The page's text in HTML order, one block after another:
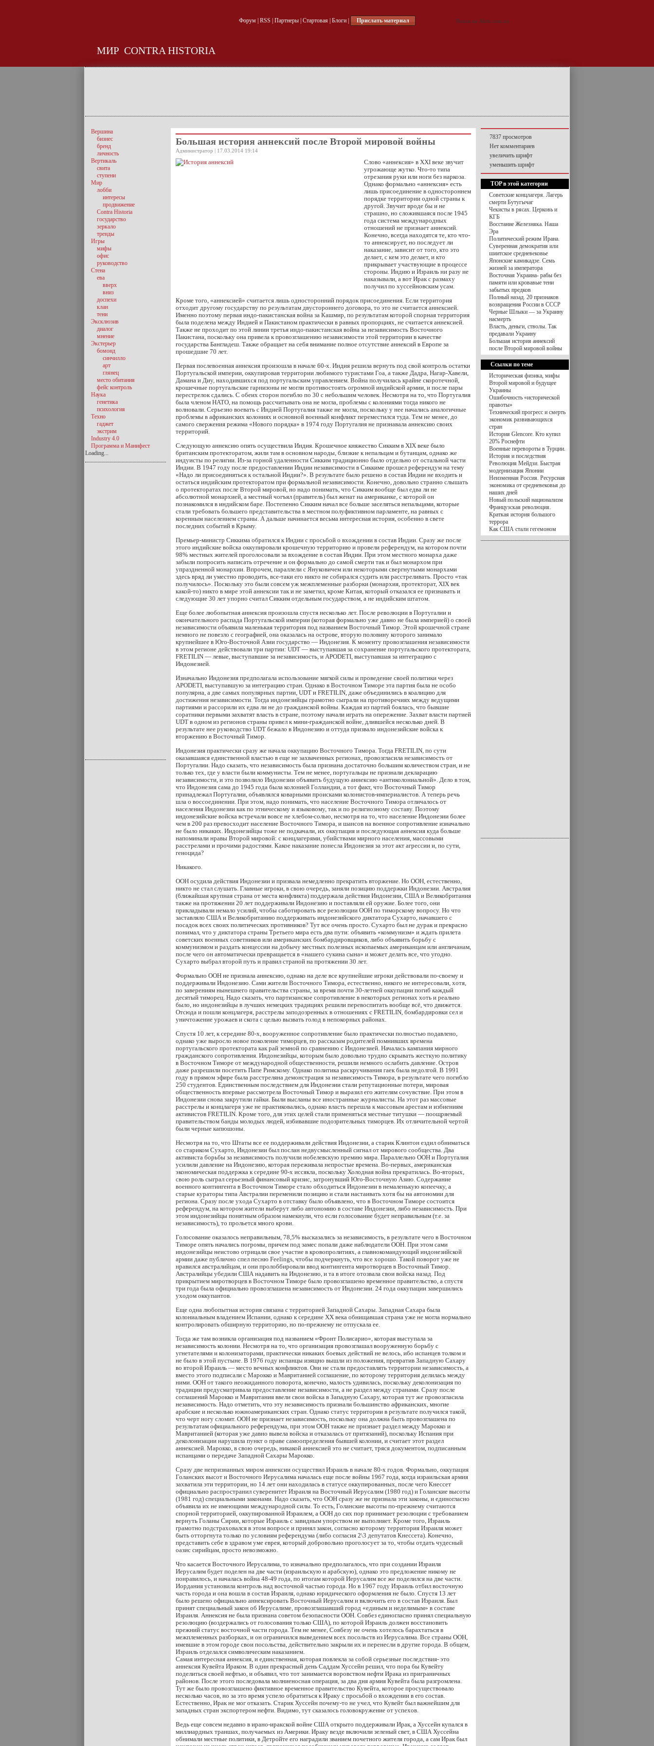
Форум| RSS Партнеры| Стартовая| Блоги| Прислать материал
МИР CONTRA HISTORIA
Большая история аннексий после Второй мировой войны
Администратор | 17.03.2014 19:14
Слово «аннексия» в XXI веке звучит
угрожающе жутко. Что-то типа
отрезания руки или ноги без наркоза.
Однако формально «аннексия» есть
лишь присоединение в одностороннем
порядке территории одной страны к
другой. Звучит вроде бы и не
страшно, но сложившаяся после 1945
года система международных
отношений не признает аннексий.
Конечно, всегда находятся те, кто что-
то аннексирует, но последует ли
наказание, зависит от того, кто это
делает, с кем это делает, и кто
прикрывает участвующие в процессе
стороны. Индию и Израиль ни разу не
наказывали, а вот Ирак с размаху
получил по хуссейновским усам.
Кроме того, «аннексией» считается лишь односторонний порядок присоединения. Если территория
отходит другому государству по результатам двустороннего договора, то это не считается аннексией.
Именно поэтому первая индо-пакистанская война за Кашмир, по результатам которой спорная территория
была поделена между Индией и Пакистаном практически в равных пропорциях, не считается аннексией.
Также не проходит по этой линии третья индо-пакистанская война за независимость Восточного
Пакистана, поскольку она привела к провозглашению независимости этой территории в качестве
государства Бангладеш. Также обращает на себя внимание полное отсутствие аннексий в Европе за
прошедшие 70 лет.
Первая послевоенная аннексия произошла в начале 60-х. Индия решила вернуть под свой контроль остатки
Португальской империи, оккупировав территории любимого туристами Гоа, а также Дадра, Нагар-Хавели,
Дамана и Диу, находившихся под португальским управлением. Война получилась крайне скоротечной,
крошечные португальские гарнизоны не могли противостоять огромной индийской армии, и после пары
перестрелок сдались. С обеих сторон погибло по 30 с небольшим человек. Несмотря на то, что Португалия
была членом НАТО, на помощь рассчитывать она не могла, проблемы с колониями тогда никого не
волновали. Серьезно воевать с Индией Португалия также не могла, поскольку у нее начались аналогичные
проблемы в африканских колониях и основной военный конфликт переместился туда. Тем не менее, до
самого свержения режима «Нового порядка» в 1974 году Португалия не признавала аннексию своих
территорий.
Следующую аннексию опять осуществила Индия. Крошечное княжество Сикким в XIX веке было
британским протекторатом, жили там в основном народы, близкие к непальцам и бутанцам, однако же
индуисты по религии. Из-за горной удаленности Сикким традиционно было отдельно от остальной части
Индии. В 1947 году после предоставлении Индии независимости в Сиккиме прошел референдум на тему
«Надо ли присоединяться к остальной Индии?». В результате было решено в состав Индии не входить и
остаться индийским протекторатом при формальной независимости. Конечно, довольно странно слышать
о протекторатах после Второй мировой, но надо понимать, что Сикким вообще был едва ли не
абсолютной монархией, а местный чогъял (правитель) был женат на американке, с которой он
познакомился в индийском баре. Постепенно Сикким начал все больше заселяться непальцами, которые
стали требовать большего представительства в местном полуфиктивном парламенте, на равных с
коренным населением страны. А дальше начинается весьма интересная история, особенно в свете
последних событий в Крыму.
Премьер-министр Сиккима обратился к Индии с просьбой о вхождении в состав Индии. Сразу же после
этого индийские войска оккупировали крошечную территорию и провели референдум, на котором почти
98% местных жителей проголосовали за вхождение в состав Индии. При этом местного монарха даже
забыли попросить написать отречение и он формально до самой смерти так и был монархом при
упраздненной монархии. Впрочем, параллели с Януковичем или некоторыми свергнутыми монархами
здесь вряд ли уместно проводить, все-таки его никто не собирался судить или расстреливать. Просто «так
получилось». Поскольку это были совсем уж межплеменные разборки (монархия, протекторат, XIX век
какой-то) никто в мире этой аннексии так и не заметил, кроме Китая, который отказался ее признавать и
следующие 30 лет упорно считал Сикким отдельным государством, а не индийским штатом.
Еще более любопытная аннексия произошла спустя несколько лет. После революции в Португалии и
окончательного распада Португальской империи (которая формально уже давно не была империей) о своей
независимости объявила маленькая территория под названием Восточный Тимор. Этой крошечной стране
немного не повезло с географией, она оказалась на острове, вторую половину которого занимало
крупнейшее в Юго-Восточной Азии государство — Индонезия. К моменту провозглашения независимости
в этом регионе действовали три партии: UDT — выступавшая за сохранение португальского протектората,
FRETILIN — левые, выступавшие за независимость, и APODETI, выступавшая за интеграцию с
Индонезией.
Изначально Индонезия предполагала использование мягкой силы и проведение своей политики через
APODETI, выступавшую за интеграцию стран. Однако в Восточном Тиморе эта партия была не особо
популярна, а две самых популярных партии, UDT и FRETILIN, даже объединились в коалицию для
достижения независимости. Тогда индонезийцы грамотно сыграли на противоречиях между ведущими
партиями и рассорили их едва ли не до гражданской войны. Каждая из партий боялась, что бывшие
соратники первыми захватят власть в стране, поэтому начали играть на опережение. Захват власти партией
UDT в одном из регионов страны привел к мини-гражданской войне, длившейся несколько дней. В
результате нее руководство UDT бежало в Индонезию и оттуда призвало индонезийские войска к
вторжению в Восточный Тимор.
Индонезия практически сразу же начала оккупацию Восточного Тимора. Тогда FRETILIN, по сути
оказавшаяся единственной властью в еще не захваченных регионах, провозгласила независимость от
Португалии. Надо сказать, что независимость была признана достаточно большим количеством стран, и не
только тех, где у власти были коммунисты. Тем не менее, португальцы не признали декларацию
независимости, и это позволило Индонезии объявить будущую аннексию «антиколониальной». Дело в том,
что Индонезия сама до 1945 года была колонией Голландии, а тот факт, что Восточный Тимор
принадлежал Португалии, объявлялся коварными происками колонистов-империалистов. А теперь речь
шла о воссоединении. При этом, надо понимать, что население Восточного Тимора отличалось от
населения Индонезии как по этническому и языковому, так и по религиозному составу. Поэтому
индонезийские войска встречали вовсе не хлебом-солью, несмотря на то, что население Индонезии более
чем в 200 раз превосходит население Восточного Тимора, и шансов на военное сопротивление изначально
не было никаких. Индонезийцы тоже не подкачали, их оккупация и последующая аннексия куда больше
напоминали нравы Второй мировой: с концлагерями, убийствами мирного населения, массовыми
расстрелами и прочими радостями. Какое наказание понесла Индонезия за этот акт агрессии и, по сути,
геноцида?
Никакого.
ООН осудила действия Индонезии и призвала немедленно прекратить вторжение. Но ООН, естественно,
никто не стал слушать. Главные игроки, в свою очередь, заняли позицию поддержки Индонезии. Австралия
(ближайшая крупная страна от места конфликта) поддержала действия Индонезии, США и Великобритания
также на протяжении 20 лет поддерживали Индонезию и поставляли ей оружие. Более того, они
прикладывали немало усилий, чтобы саботировать все резолюции ООН по тиморскому вопросу. Но что
заставляло США и Великобританию поддерживать индонезийского диктатора Сухарто, начавшего с
посадок всех своих политических противников? Тут все очень просто. Сухарто был не дурак и прекрасно
понимал, что у диктатора страны Третьего мира есть два пути: объявить «коммунизм» и ждать прилета
советских военных советников или американских бомбардировщиков, либо объявить борьбу с
коммунизмом и раздать концессии на добычу местных полезных ископаемых американцам или англичанам,
после чего он автоматически превращается в «нашего сукина сына» и может делать все, что угодно.
Сухарто выбрал второй путь и правил страной на протяжении 30 лет.
Формально ООН не признала аннексию, однако на деле все крупнейшие игроки действовали по-своему и
поддерживали Индонезию. Сами жители Восточного Тимора, естественно, никого не интересовали, хотя,
по заверениям нынешнего правительства страны, за время почти 30-летней оккупации погиб каждый
десятый тиморец. Надо сказать, что партизанское сопротивление в некоторых регионах хоть и реально
было, но индонезийцы в лучших немецких традициях решили перевоспитать вообще всё, что движется.
Отсюда и пошли концлагеря, расстрелы заподозренных в отношениях с FRETILIN, бомбардировки сел и
уничтожение урожаев и скота с целью вызвать голод в непокорных районах.
Спустя 10 лет, к середине 80-х, вооруженное сопротивление было практически полностью подавлено,
однако уже выросло новое поколение тиморцев, по рассказам родителей помнивших времена
португальского протектората как рай земной по сравнению с Индонезией. Началась кампания мирного
гражданского сопротивления. Индонезийцы, которым было довольно трудно скрывать жесткую политику
в Восточном Тиморе от международной общественности, решили немного ослабить давление. Остров
даже разрешили посетить Папе Римскому. Однако политика раскручивания гаек была недолгой. В 1991
году в прямом эфире была расстреляна демонстрация за независимость Тимора, в результате чего погибло
250 студентов. Единственным последствием для Индонезии стали репутационные потери, мировая
общественность впервые рассмотрела Восточный Тимор и выразил его жителям сочувствие. При этом в
Индонезии снова закрутили гайки. Были высланы все иностранные журналисты. На этот раз массовые
расстрелы и концлагеря уже не практиковались, однако власть перешла к массовым арестам и избиениям
активистов FRETILIN. Кроме того, для этих целей стали применяться местные титушки — поощряемый
правительством банды молодых людей, избивавшие подозрительных тиморцев. Их отличительной чертой
были черные капюшоны.
Несмотря на то, что Штаты все ее поддерживали действия Индонезии, а старик Клинтон ездил обниматься
со стариком Сухарто, Индонезии был послан недвусмысленный сигнал от мирового сообщества. Два
активиста борьбы за независимость получили нобелевскую премию мира. Параллельно ООН и Португалия
усилили давление на Индонезию, которая переживала непростые времена. Во-первых, американская
экономическая поддержка к середине 90-х иссякла, поскольку Холодная война прекратилась. Во-вторых,
свою роль сыграл серьезный финансовый кризис, затронувший Юго-Восточную Азию. Содержание
военного контингента в Восточном Тиморе стало обходиться Индонезии в немаленькую копеечку, а
старые кураторы типа Австралии переменили позицию и стали настаивать хотя бы на автономии для
региона. Сразу после ухода Сухарто в отставку было объявлено, что в Восточном Тиморе состоится
референдум, на котором жители выберут либо автономию в составе Индонезии, либо независимость. При
этом индонезийцы понятным образом намекнули, что если голосование будет неправильным (т.е. за
независимость), то прольется много крови.
Голосование оказалось неправильным, 78,5% высказались за независимость, в результате чего в Восточном
Тиморе опять начались погромы, причем под замес попали даже наблюдатели ООН. При этом сами
индонезийцы неистово отрицали свое участие в кровопролитиях, а главнокомандующий индонезийской
армии даже публично спел песню Feelings, чтобы подчеркнуть, что все хорошо. Такой поворот уже не
нравился австралийцам, и они пролоббировали ввод контингента миротворцев в Восточный Тимор.
Австралийцы убедили США надавить на Индонезию, и та в итоге отозвала свои войска назад. Под
прикрытием миротворцев в Восточном Тиморе было провозглашено временное правительство, а спустя
три года была официально провозглашена независимость от Индонезии. 24 года оккупации завершились
уходом оккупантов.
Еще одна любопытная история связана с территорией Западной Сахары. Западная Сахара была
колониальным владением Испании, однако к середине XX века обнищавшая страна уже не могла нормально
контролировать обширную территорию, но по-прежнему не отпускала ее.
Тогда же там возникла организация под названием «Фронт Полисарио», которая выступала за
независимость колонии. Несмотря на то, что организация провозглашал вооруженную борьбу с
угнетателями и колонизаторами, практически никаких боевых действий не велось, ибо испанцев толком и
не было в этой пустыне. В 1976 году испанцы изящно вышли из положения, превратив Западную Сахару
во второй Израиль — место вечных конфликтов. Они не стали предоставлять территории независимость, а
вместо этого подписали с Марокко и Мавританией соглашение, по которому территория делилась между
ними. ООН от такого неожиданного поворота, конечно, малость удивилась, поскольку деколонизация по
традиции предусматривала предоставление независимости, а не раздел между странами. Сразу после
соглашений Марокко и Мавритания ввели свои войска в Западную Сахару, которая тут же провозгласила
независимость. Надо отметить, что эту независимость признали большинство африканских, многие
арабские и несколько южноамериканских стран. Однако статус территории в результате получился такой,
что черт ногу сломит. ООН не признает независимость, поскольку она должна быть провозглашена по
результатам официального референдума, при этом ООН также не признает раздел между Марокко и
Мавританией (которая уже давно вывела войска и отказалась от притязаний), поскольку Испания при
деколонизации нарушила пункт о праве самоопределения бывшей колонии, и считает этот раздел
аннексией. Марокко, в свою очередь, никакой аннексией это не считает, тряся документом, подписанным
испанцами о передаче Западной Сахары Марокко.
Сразу две непризнанных миром аннексии осуществил Израиль в начале 80-х годов. Формально, оккупация
Голанских высот и Восточного Иерусалима началась еще после войны 1967 года, когда израильская армия
захватила эти территории, но 14 лет они находилась в статусе оккупированных, после чего Кнессет
официально распространил суверенитет Израиля на Восточный Иерусалим (1980 год) и Голанские высоты
(1981 год) специальными законами. Надо сказать, что ООН сразу же не признала эти законы, и единогласно
объявила их не имеющими международной силы. То есть, Голанские высоты по-прежнему считаются
спорной территорией, оккупированной Израилем, а ООН до сих пор принимает резолюции с требованием
вернуть Голаны Сирии, которые Израиль с завидным упорством не выполняет. Кроме того, Израиль
грамотно подстраховался в этом вопросе и принял закон, согласно которому территория Израиля может
быть отторгнута только по условиям референдума (либо согласия 2\3 депутатов Кнессета). Конечно,
представить себе в здравом уме еврея, который добровольно проголосует за то, чтобы отдать чудесный
оазис сирийцам, просто невозможно.
Что касается Восточного Иерусалима, то изначально предполагалось, что при создании Израиля
Иерусалим будет поделен на две части (израильскую и арабскую), однако это предложение никому не
понравилось, и началась война 48-49 года, по итогам которой Иерусалим все же поделился на две части.
Иордания установила контроль над восточной частью города. Но в 1967 году Израиль отбил восточную
часть города и она вошла в состав Израиля, однако юридического оформления не было. Спустя 13 лет
было решено официально аннексировать Восточный Иерусалим и включить его в состав Израиля. Был
принят специальный закон об Иерусалиме, провозглашавший город «единым и неделимым» в составе
Израиля. Аннексия не была признана советом безопасности ООН. Совбез единогласно принял специальную
резолюцию (воздержались от голосования только США), по которой Израиль должен восстановить
прежний статус восточной части города. Тем не менее, Совбезу не очень хотелось барахтаться в
межплеменных разборках, и он ограничился выведением всех посольств из Иерусалима. Все страны ООН,
имевшие в этом городе свои посольства, действительно закрыли их и перенесли в другие города. В общем,
Израиль отделался символическим наказанием.
Самая интересная аннексия, и единственная, которая повлекла за собой серьезные последствия- это
аннексия Кувейта Ираком. В один прекрасный день Саддам Хуссейн решил, что пора бы Кувейту
поделиться своей нефтью, и объявил, что тот занимается воровством нефти Ирака из приграничных
районов. После этого последовала молниеносная операция, за два дня армия Кувейта была разгромлена.
Тут же было провозглашено фиктивное временное правительство Кувейта, которое просуществовало
несколько часов, но за это время успело обратиться к Ираку с просьбой о вхождении в его состав.
Естественно, Ирак не мог отказать. Старик Хуссейн почему-то не учел, что Кувейт был важнейшим для
западных стран экспортером нефти. Видимо, тут сказалось головокружение от успехов.
Ведь еще совсем недавно в ирано-иракской войне США открыто поддерживали Ирак, а Хуссейн купался в
миллиардных траншах, получаемых из Америки. Ираку везде включили зеленый свет, в США Хуссейна
обнимали местные политики, в Детройте его наградили званием почетного жителя города, а сам Ирак был
Вершина
бизнес
бренд
личность
Вертикаль
свита
ступени
Мир
лобби
интересы
продвижение
Contra Historia
государство
зеркало
тренды
Игры
мифы
офис
руководство
Стена
ева
вверх
вниз
доспехи
клан
тени
Эксклюзив
диалог
мнение
Экстерьер
бомонд
синчилло
арт
глянец
место обитания
фейс контроль
Наука
генетика
психология
Техно
гаджет
экстрим
Industry 4.0
Программа и Манифест
Loading...
7837 просмотров
Нет комментариев
увеличить шрифт
уменьшить шрифт
TOP в этой категории
Советские концлагеря. Лагерь
смерти Бутугычаг
Чекисты в рясах. Церковь и
КГБ
Восстание Железняка. Наша
Эра
Политический режим Ирана.
Суверенная демократия или
шиитское средневековье
Японские камикадзе. Семь
жизней за императора
Восточная Украина- рабы без
памяти или кровавые тени
забытых предков
Полный назад. 20 признаков
возвращения России в СССР
Черные Шлыки — за Украину
насмерть
Власть, деньги, стволы. Так
предавали Украину
Большая история аннексий
после Второй мировой войны
Ссылки по теме
Историческая физика, мифы
Второй мировой и будущее
Украины
Ошибочность «исторической
правоты»
Технический прогресс и смерть
экономик развивающихся
стран
История Glencore. Кто купил
20% Роснефти
Военные перевороты в Турции.
История и последствия
Революция Мейдзи. Быстрая
модернизация Японии
Неизменная Россия. Ресурсная
экономика от средневековья до
наших дней
Новый польский национализм
Французская революция.
Краткая история большого
террора
Как США стали гегемоном